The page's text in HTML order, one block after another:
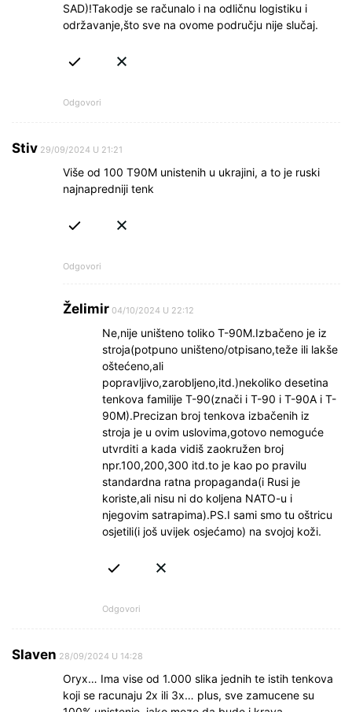
SAD)!Takodje se računalo i na odličnu logistiku i
održavanje,što sve na ovome području nije slučaj.
Odgovori
Stiv 29/09/2024 U 21:21
Više od 100 T90M unistenih u ukrajini, a to je ruski
najnapredniji tenk
Odgovori
Želimir 04/10/2024 U 22:12
Ne,nije uništeno toliko T-90M.Izbačeno je iz
stroja(potpuno uništeno/otpisano,teže ili lakše
oštećeno,ali
popravljivo,zarobljeno,itd.)nekoliko desetina
tenkova familije T-90(znači i T-90 i T-90A i T-
90M).Precizan broj tenkova izbačenih iz
stroja je u ovim uslovima,gotovo nemoguće
utvrditi a kada vidiš zaokružen broj
npr.100,200,300 itd.to je kao po pravilu
standardna ratna propaganda(i Rusi je
koriste,ali nisu ni do koljena NATO-u i
njegovim satrapima).PS.I sami smo tu oštricu
osjetili(i još uvijek osjećamo) na svojoj koži.
Odgovori
Slaven 28/09/2024 U 14:28
Oryx… Ima vise od 1.000 slika jednih te istih tenkova
koji se racunaju 2x ili 3x… plus, sve zamucene su